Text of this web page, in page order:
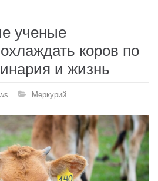
ученые
коров по
и жизнь
Меркурий